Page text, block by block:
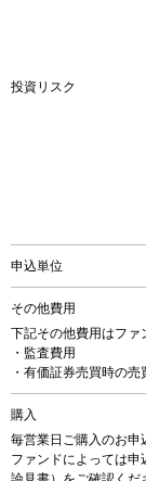
投資リスク
申込単位
その他費用
下記その他費用はファ
・監査費用
・有価証券売買時の
購入
毎営業日ご購入のお申
ファンドによっては申